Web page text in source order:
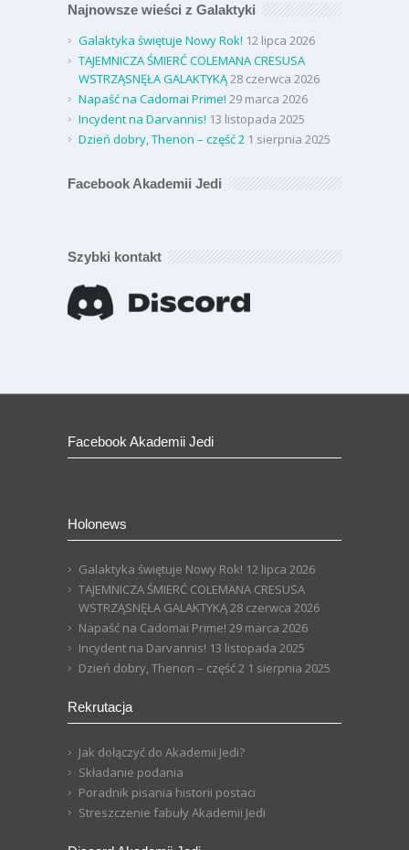
Najnowsze wieści z Galaktyki
Galaktyka świętuje Nowy Rok! 12 lipca 2026
TAJEMNICZA ŚMIERĆ COLEMANA CRESUSA
WSTRZĄSNĘŁA GALAKTYKĄ28 czerwca 2026
Napaść na Cadomai Prime! 29 marca 2026
Incydent na Darvannis! 13 listopada 2025
Dzień dobry, Thenon – część 2 1 sierpnia 2025
Facebook Akademii Jedi
Szybki kontakt
Facebook Akademii Jedi
Holonews
Galaktyka świętuje Nowy Rok! 12 lipca 2026
TAJEMNICZA ŚMIERĆ COLEMANA CRESUSA
WSTRZĄSNĘŁA GALAKTYKĄ28 czerwca 2026
Napaść na Cadomai Prime! 29 marca 2026
Incydent na Darvannis! 13 listopada 2025
Dzień dobry, Thenon – część 2 1 sierpnia 2025
Rekrutacja
Jak dołączyć do Akademii Jedi?
Składanie podania
Poradnik pisania historii postaci
Streszczenie fabuły Akademii Jedi